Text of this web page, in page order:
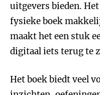
uitgevers bieden.
fysieke boek
maakt het een stuk
digitaal iets terug te
Het boek biedt veel